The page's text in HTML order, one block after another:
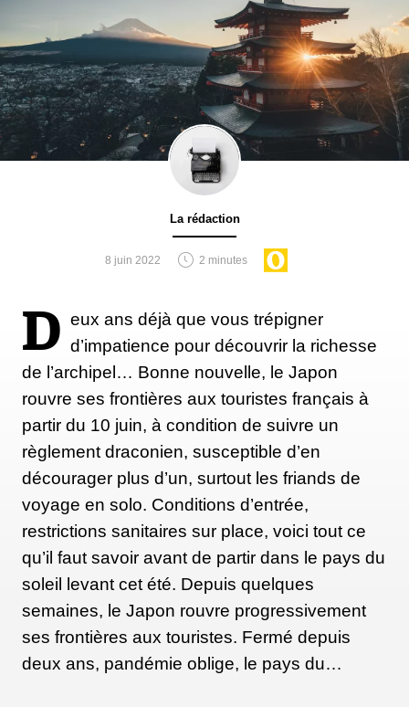
La rédaction
8 juin 2022 2 minutes
D eux ans déjà que vous trépigner
d’impatience pour découvrir la richesse
de l’archipel… Bonne nouvelle, le Japon
rouvre ses frontières aux touristes français à
partir du 10 juin, à condition de suivre un
règlement draconien, susceptible d’en
décourager plus d’un, surtout les friands de
voyage en solo. Conditions d’entrée,
restrictions sanitaires sur place, voici tout ce
qu’il faut savoir avant de partir dans le pays du
soleil levant cet été. Depuis quelques
semaines, le Japon rouvre progressivement
ses frontières aux touristes. Fermé depuis
deux ans, pandémie oblige, le pays du…